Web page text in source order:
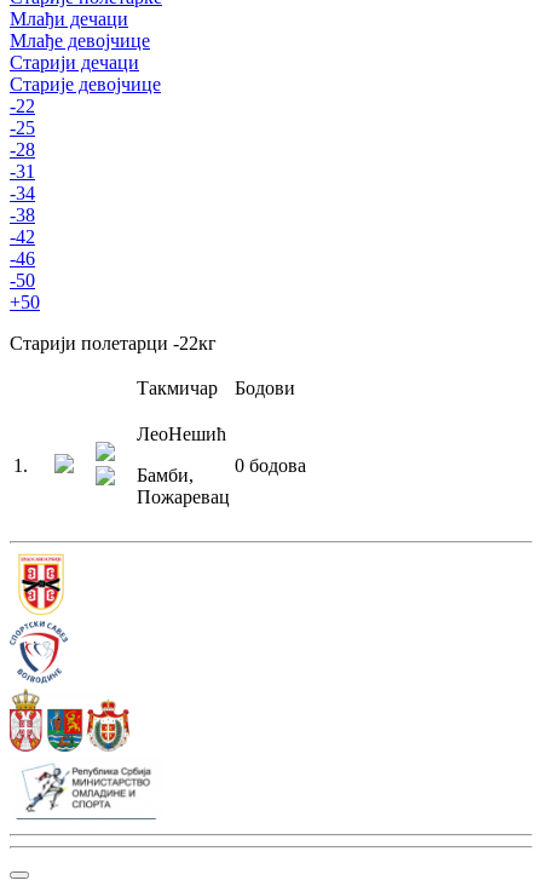
Млађи дечаци
Млађе девојчице
Старији дечаци
Старије девојчице
-22
-25
-28
-31
-34
-38
-42
-46
-50
+50
Старији полетарци -22кг
Такмичар Бодови
1 .
ЛеоНешић
Бамби,
Пожаревац
0 бодова